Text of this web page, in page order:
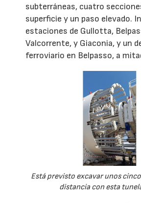
subterráneas, cuatro
superficie y un paso elevado.
estaciones de Gullotta,
Valcorrente, y Giaconia, y un
ferroviario en Belpasso, a
Está previsto excavar unos
distancia con esta